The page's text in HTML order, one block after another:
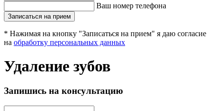
Ваш номер телефона
Записаться на прием
* Нажимая на кнопку "Записаться на прием" я даю согласие
на обработку персональных данных
Удаление зубов
Запишись на консультацию